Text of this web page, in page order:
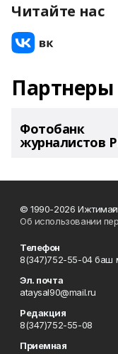
Читайте нас
Партнеры
Фотобанк
журналистов
© 1990-2026
Об использовании
Телефон
8(347)752-55-04 баш
Эл. почта
ataysal90@mail.ru
Редакция
8(347)752-55-08
Приемная